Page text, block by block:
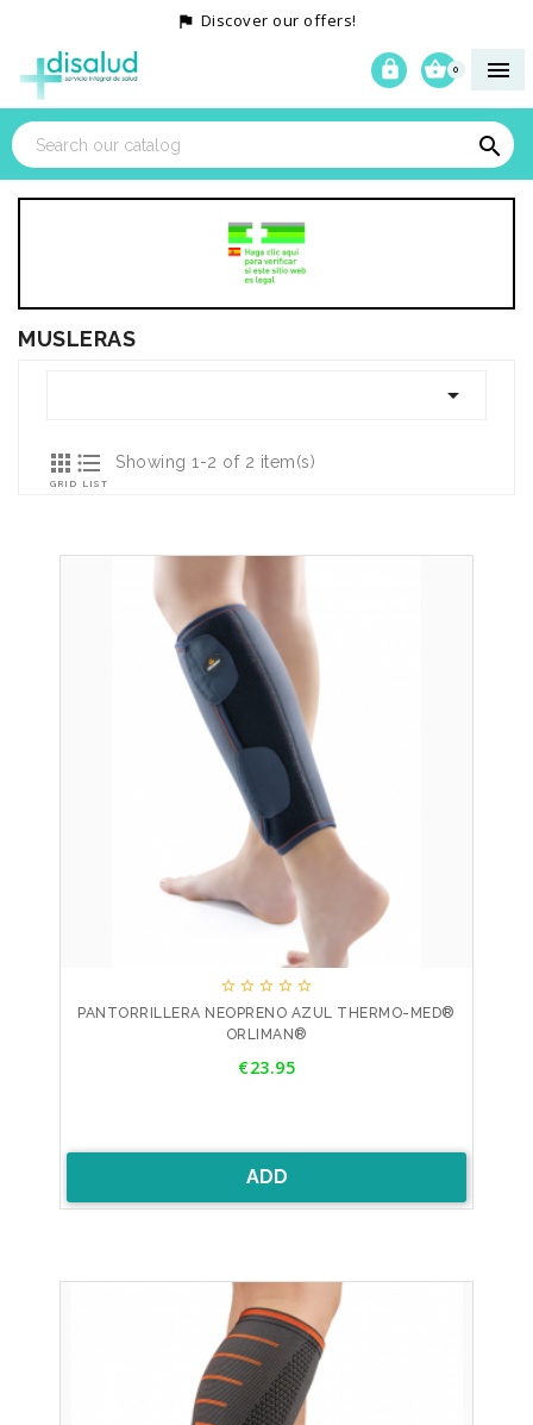
 Discover our offers!

0



MUSLERAS


GRID

LIST
Showing 1-2 of 2 item(s)
    
PANTORRILLERA NEOPRENO AZUL THERMO-MED®
ORLIMAN®
€23.95
ADD